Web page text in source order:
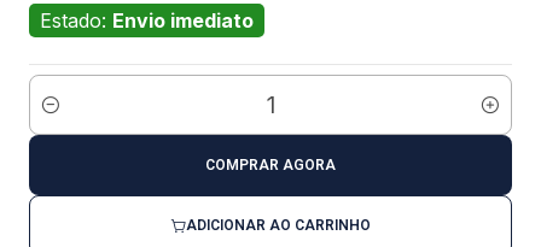
Estado: Envio imediato
Quantidade
ADICIONAR AO CARRINHO
COMPRAR AGORA